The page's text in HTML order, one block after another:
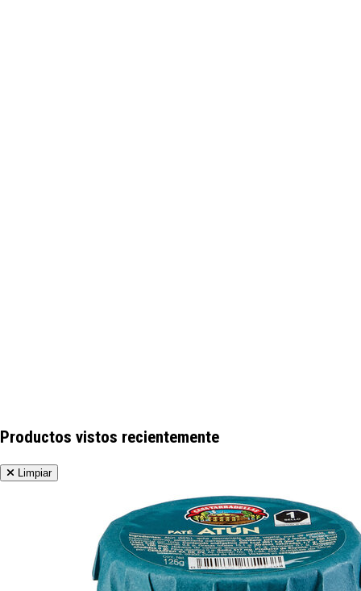
Productos vistos recientemente
Limpiar